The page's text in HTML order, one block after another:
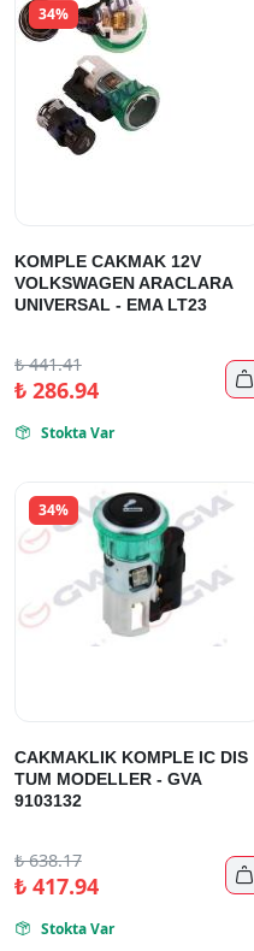
34%
KOMPLE CAKMAK 12V
VOLKSWAGEN ARACLARA
UNIVERSAL - EMA LT23
₺441.41
₺286.94 
 Stokta Var
34%
CAKMAKLIK KOMPLE IC DIS
TUM MODELLER - GVA
9103132
₺638.17
₺417.94 
 Stokta Var